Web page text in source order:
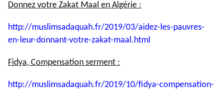
Donnez votre Zakat Maal en Algérie :
http://muslimsadaquah.fr/2019/03/aidez-les-pauvres-
en-leur-donnant-votre-zakat-maal.html
Fidya, Compensation serment :
http://muslimsadaquah.fr/2019/10/fidya-compensation-